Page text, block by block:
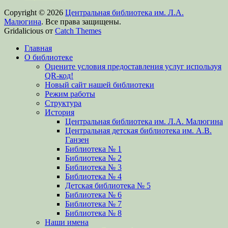
Copyright © 2026 Центральная библиотека им. Л.А.
Малюгина. Все права защищены.
Gridalicious от Catch Themes
вверх
Главная
О библиотеке
Оцените условия предоставления услуг используя
QR-код!
Новый сайт нашей библиотеки
Режим работы
Структура
История
Центральная библиотека им. Л.А. Малюгина
Центральная детская библиотека им. А.В.
Ганзен
Библиотека № 1
Библиотека № 2
Библиотека № 3
Библиотека № 4
Детская библиотека № 5
Библиотека № 6
Библиотека № 7
Библиотека № 8
Наши имена